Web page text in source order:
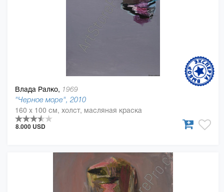
Влада Ралко, 1969
"Черное море", 2010
160 x 100 см, холст, масляная краска
8.000 USD